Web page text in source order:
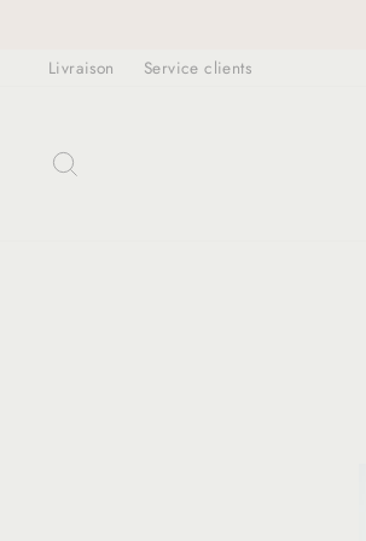
contenuLivraison Service clients